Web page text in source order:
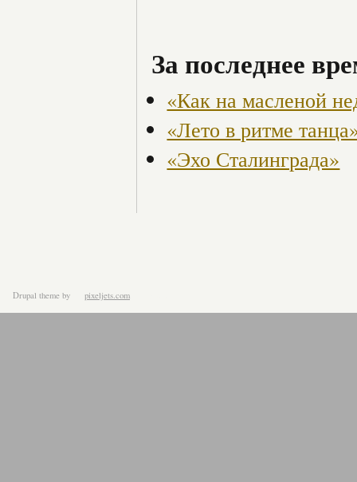
За последнее
«Как на масленой
«Лето в ритме
«Эхо Сталинграда»
Drupal theme by pixeljets.com